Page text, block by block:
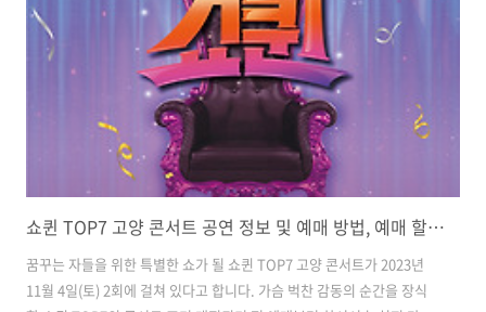
트 예매하기 예매가능시간 : 토요일 관람 시 전일 17시까지 예매가능연
령..
쇼퀸 TOP7 고양 콘서트 공연 정보 및 예매 방법, 예매 할인받기
꿈꾸는 자들을 위한 특별한 쇼가 될 쇼퀸 TOP7 고양 콘서트가 2023년
11월 4일(토) 2회에 걸쳐 있다고 합니다. 가슴 벅찬 감동의 순간을 장식